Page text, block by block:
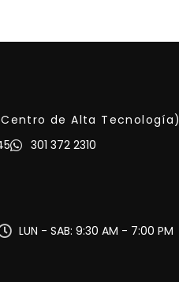
de Alta Tecnología)
301 372 2310
LUN - SAB: 9:30 AM - 7:00 PM